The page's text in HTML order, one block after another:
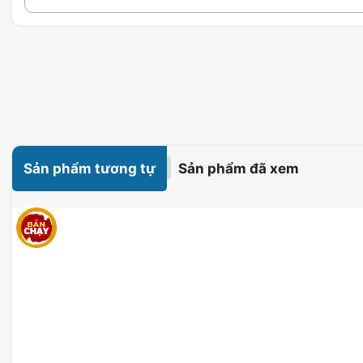
Sản phẩm tương tự Sản phẩm đã xem